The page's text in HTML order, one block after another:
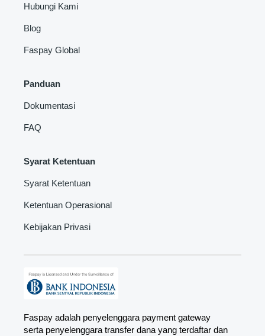
Hubungi Kami
Blog
Faspay Global
Panduan
Dokumentasi
FAQ
Syarat Ketentuan
Syarat Ketentuan
Ketentuan Operasional
Kebijakan Privasi
Faspay adalah penyelenggara payment gateway
serta penyelenggara transfer dana yang terdaftar dan